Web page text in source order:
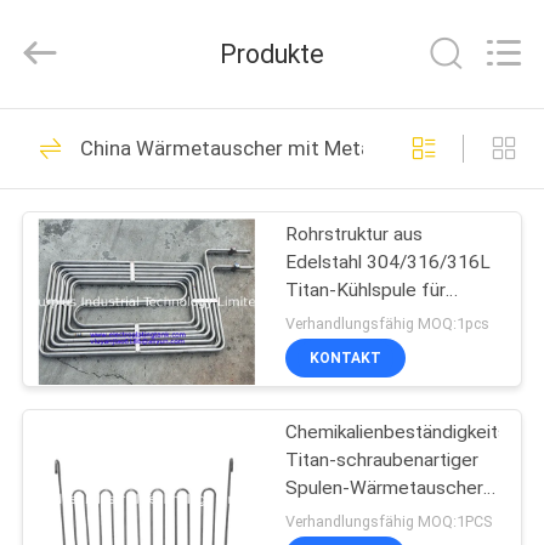
HAUSE
PRODUKTE
ÜBER
UNS
WERKSBESICHTIGUNG
QUALITÄTSKONTROLLE
Limited.
Galvanisierungsbehälter
52
Galvanisierungsfaß
37
Produkte
China Wärmetauscher mit Metall-
Rohrstruktur aus
Edelstahl 304/316/316L
Titan-Kühlspule für
Rohrwärmetauscher
Verhandlungsfähig MOQ:1pcs
KONTAKT
Chemikalienbeständigkeits-
Titan-schraubenartiger
Spulen-Wärmetauscher
industriell
Verhandlungsfähig MOQ:1PCS